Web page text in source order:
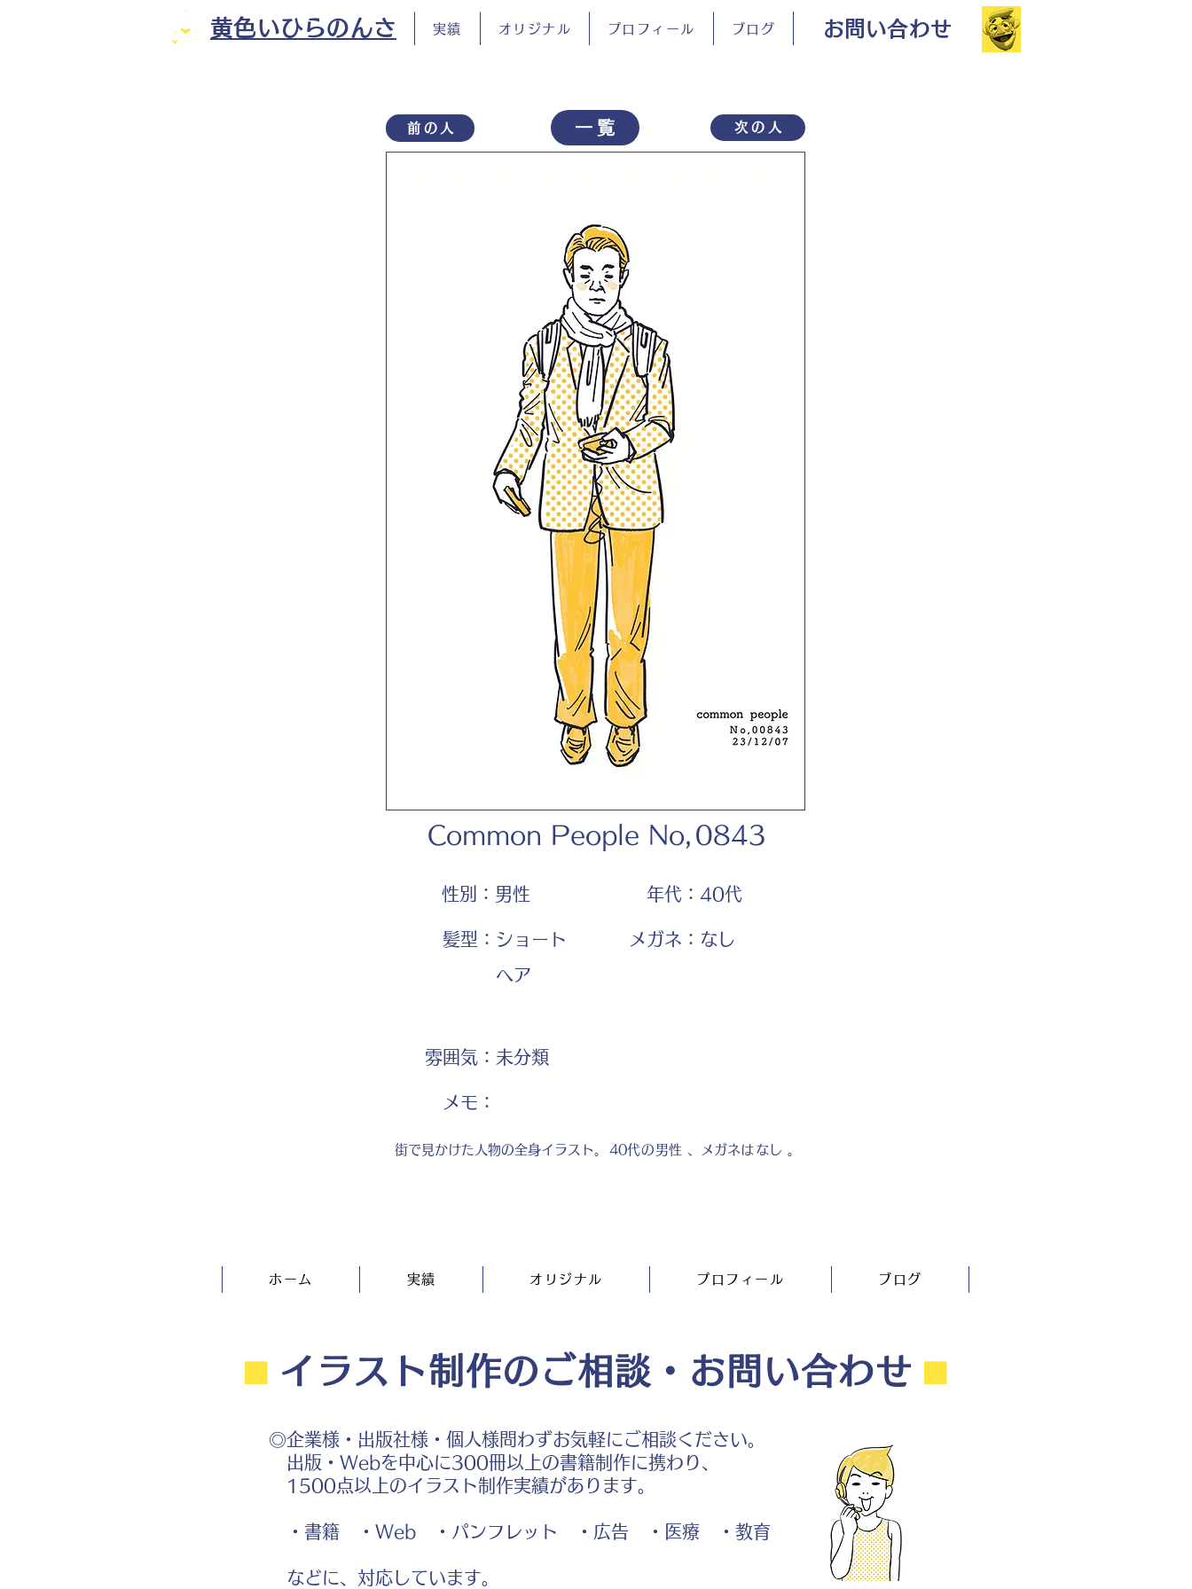
黄色いひらのんさ 実績 オリジナル プロフィール ブログ お問い合わせ
前の人 一覧 次の人
Common People No, 0843
性別： 男性
髪型： ショート
ヘア
年代： 40代
メガネ： なし
雰囲気： 未分類
​メモ：
街で見かけた人物の全身イラスト。 40代の 男性 、メガネは なし 。
ホーム 実績 オリジナル プロフィール ブログ
⬛︎ イラスト制作のご相談・お問い合わせ ⬛︎
◎企業様・出版社様・個人様問わずお気軽にご相談ください。
出版・Webを中心に300冊以上の書籍制作に携わり、
1500点以上のイラスト制作実績があります。
・書籍 ・Web ・パンフレット ・広告 ・医療 ・教育
などに、対応しています。